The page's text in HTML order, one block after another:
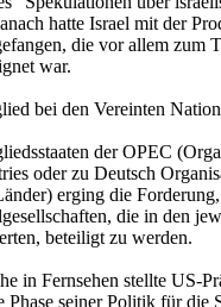
hatte Israel mit der
die vor allem zum
war.
bei den Vereinten
der OPEC
oder zu Deutsch
erging die
die in den
beteiligt zu werden.
in Fernsehen stellte US-
seiner Politik für die